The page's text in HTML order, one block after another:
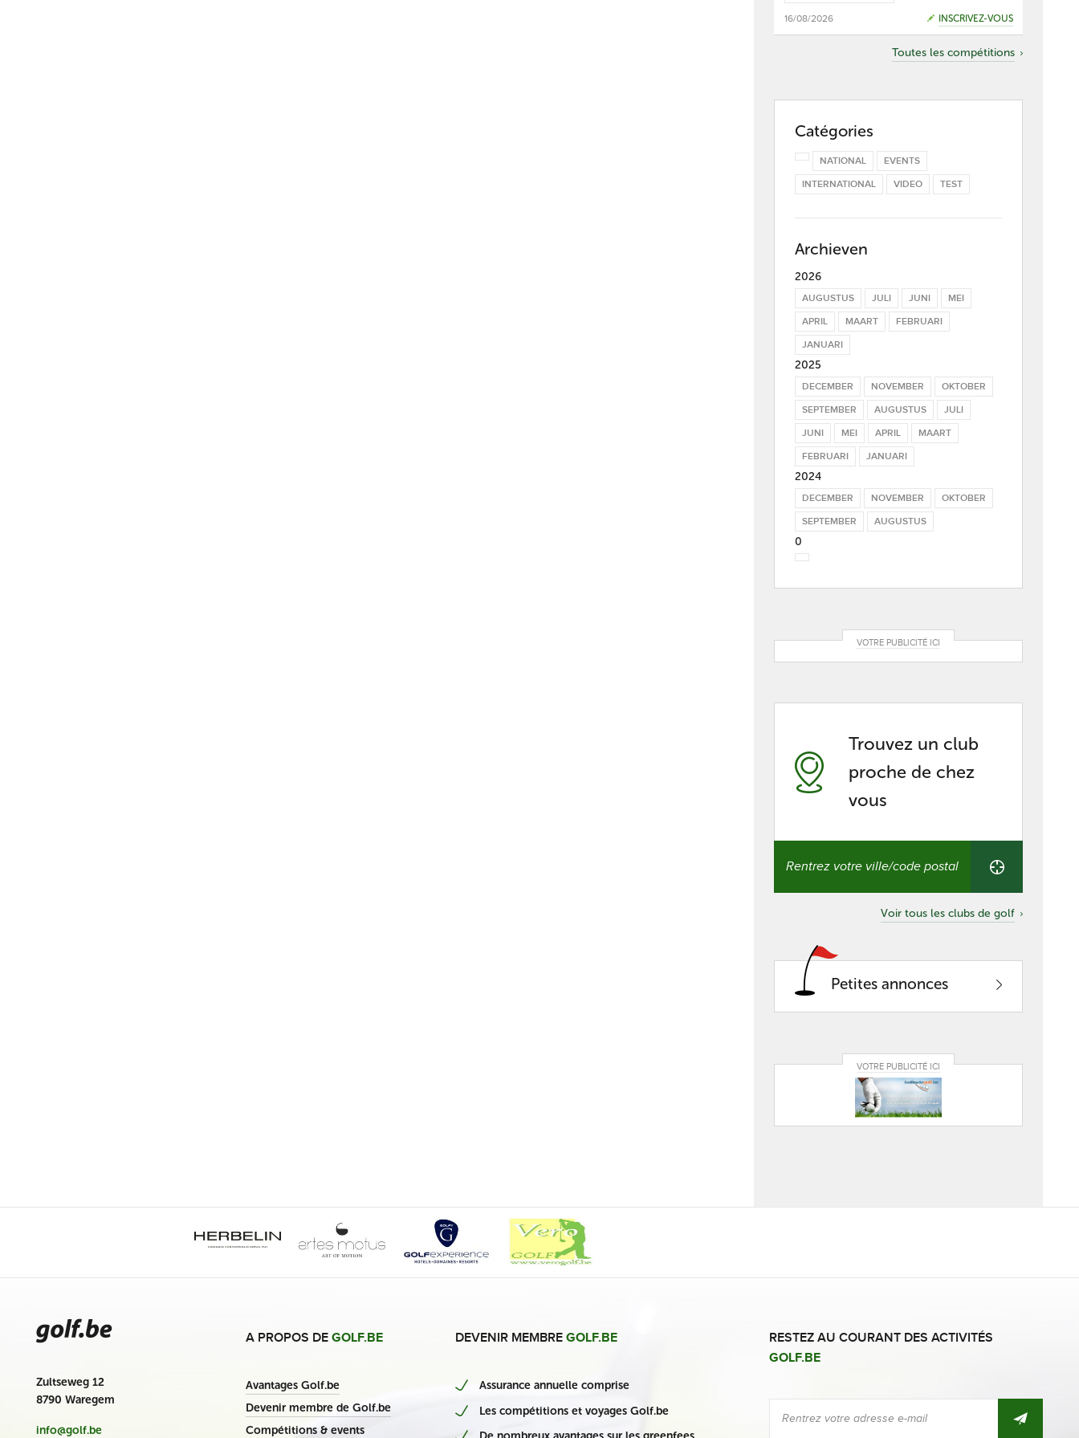
16/08/2026 INSCRIVEZ-VOUS
Toutes les compétitions
Catégories
NATIONAL
EVENTS
INTERNATIONAL
VIDEO TEST
Archieven
2026
AUGUSTUS JULI JUNI
MEI
APRIL
MAART
FEBRUARI
JANUARI
2025
DECEMBER NOVEMBER
OKTOBER
SEPTEMBER
AUGUSTUS
JULI
JUNI
MEI APRIL
MAART
FEBRUARI
JANUARI
2024
DECEMBER NOVEMBER
OKTOBER
SEPTEMBER
AUGUSTUS
0
VOTRE PUBLICITÉ ICI
Trouvez un club
proche de chez
vous
club
Voir tous les clubs de golf
Petites annonces
VOTRE PUBLICITÉ ICI
Zultseweg 12
8790 Waregem
info@golf.be
A PROPOS DE GOLF.BE
Avantages Golf.be
Devenir membre de Golf.be
Compétitions & events
DEVENIR MEMBRE GOLF.BE
Assurance annuelle comprise
Les compétitions et voyages Golf.be
RESTEZ AU COURANT DES ACTIVITÉS
GOLF.BE